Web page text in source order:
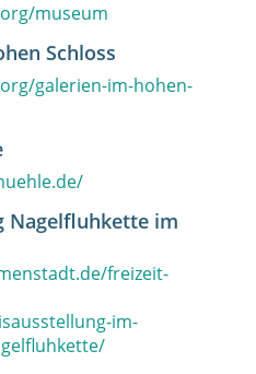
museum
Schloss
galerien-im-hohen-
Nagelfluhkette im
freizeit-
im-